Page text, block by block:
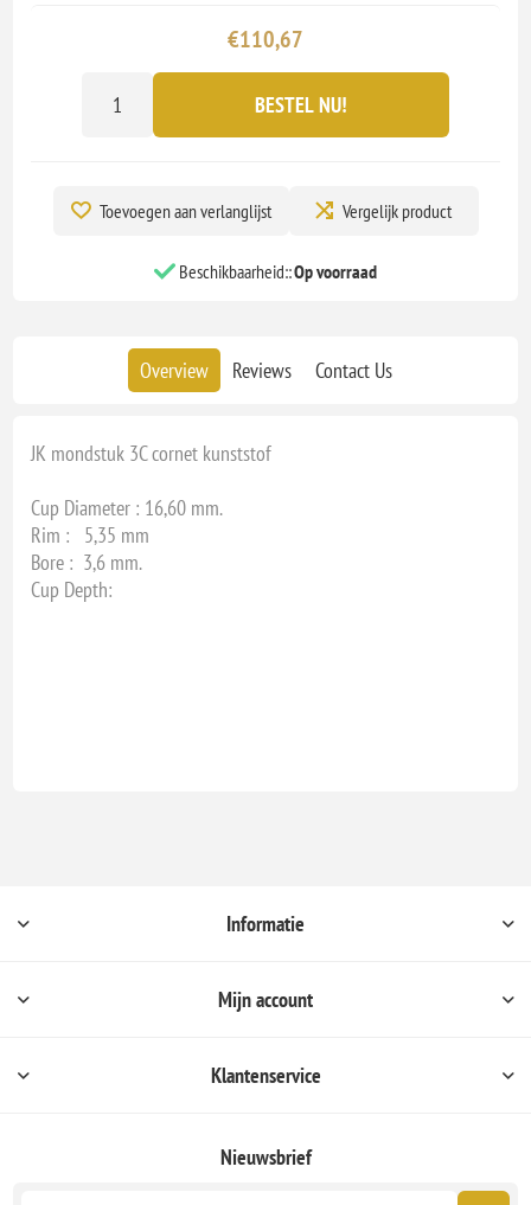
€110,67
BESTEL NU!
Toevoegen aan verlanglijst Vergelijk product
Beschikbaarheid::Op voorraad
Overview Reviews Contact Us
JK mondstuk 3C cornet kunststof
Cup Diameter : 16,60 mm.
Rim : 5,35 mm
Bore : 3,6 mm.
Cup Depth:
Informatie
Mijn account
Klantenservice
Nieuwsbrief